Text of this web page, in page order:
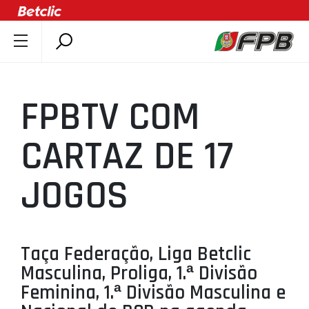
ÚLTIMAS
COMPETIÇÕES
ASSOCIAÇÕES
CLUBES
AGENTES
SELEÇÕES
MINIBASQUETE
FPBTV COM
CARTAZ DE 17
JOGOS
Taça Federação, Liga Betclic
Masculina, Proliga, 1.ª Divisão
Feminina, 1.ª Divisão Masculina e